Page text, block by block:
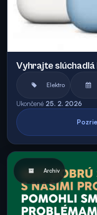
Vyhrajte slúchadlá
Elektro
Ukončené 25. 2. 2026
Archív